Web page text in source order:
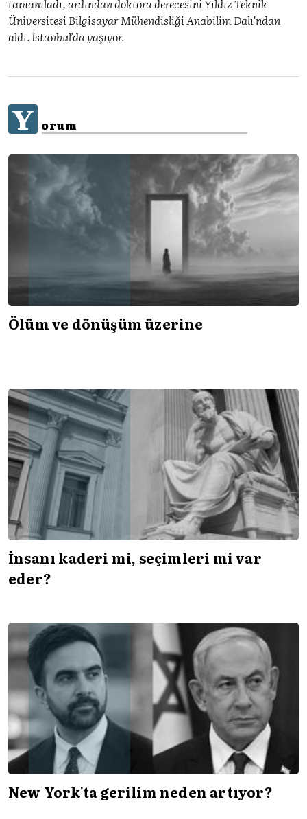
Üniversitesi Bilgisayar Mühendisliği Anabilim Dalı’ndan
aldı. İstanbul’da yaşıyor.
Y orum
Ölüm ve dönüşüm üzerine
İnsanı kaderi mi, seçimleri mi var
eder?
New York'ta gerilim neden artıyor?